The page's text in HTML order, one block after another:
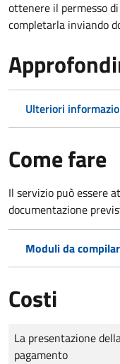
ottenere il permesso
completarla inviando
Ulteriori
Come fare
Il servizio può essere
documentazione
Moduli da
Costi
Tipo di pagamento
Importo
La presentazione
pagamento